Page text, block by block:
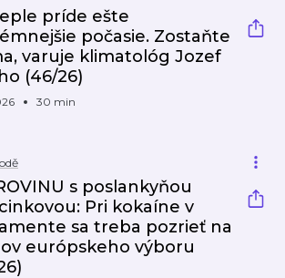
príde ešte
počasie. Zostaňte
varuje klimatológ Jozef
(46/26)
30 min
s poslankyňou
Pri kokaíne v
sa treba pozrieť na
európskeho výboru